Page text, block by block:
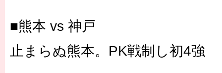
■熊本 vs 神戸
止まらぬ熊本。PK戦制し初4強